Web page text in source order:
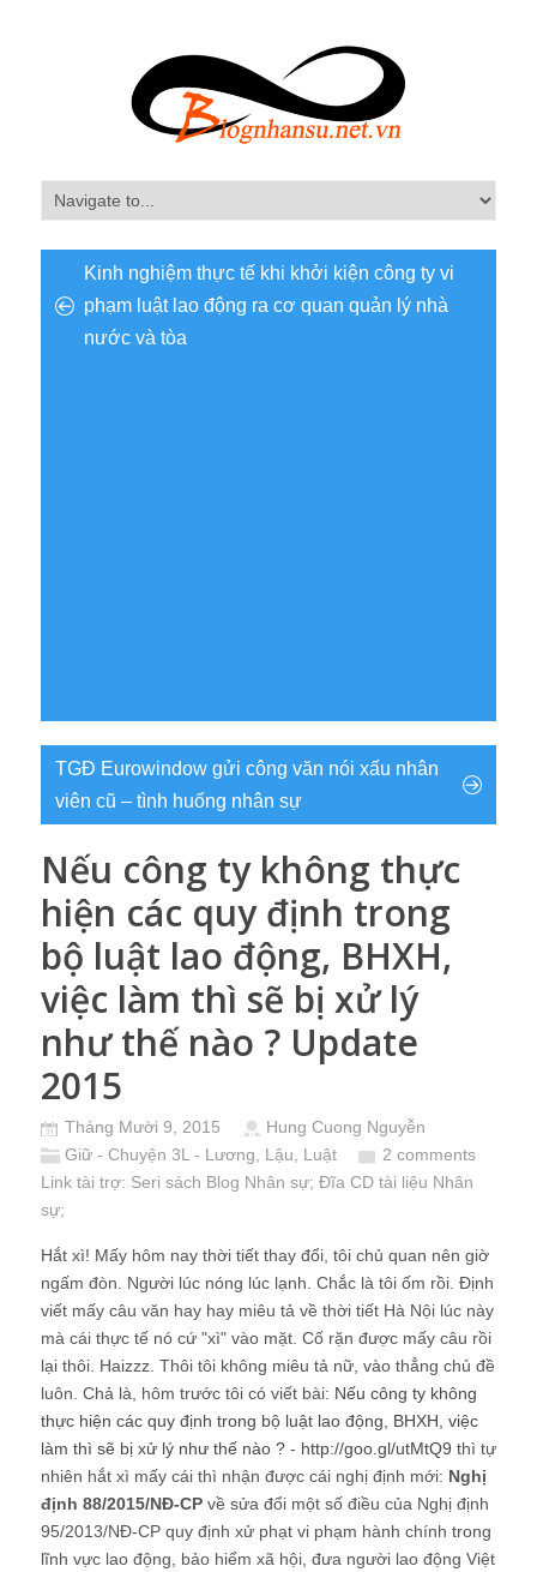
Kinh nghiệm thực tế khi khởi kiện công ty vi
phạm luật lao động ra cơ quan quản lý nhà
nước và tòa
TGĐ Eurowindow gửi công văn nói xấu nhân
viên cũ – tình huống nhân sự
Nếu công ty không thực
hiện các quy định trong
bộ luật lao động, BHXH,
việc làm thì sẽ bị xử lý
như thế nào ? Update
2015
Tháng Mười 9, 2015
Hung Cuong Nguyễn
Giữ - Chuyện 3L - Lương, Lậu, Luật
2 comments
Link tài trợ: Seri sách Blog Nhân sự; Đĩa CD tài liệu Nhân
sự;
Hắt xì! Mấy hôm nay thời tiết thay đổi, tôi chủ quan nên giờ
ngấm đòn. Người lúc nóng lúc lạnh. Chắc là tôi ốm rồi. Định
viết mấy câu văn hay hay miêu tả về thời tiết Hà Nội lúc này
mà cái thực tế nó cứ "xì" vào mặt. Cố rặn được mấy câu rồi
lại thôi. Haizzz. Thôi tôi không miêu tả nữ, vào thẳng chủ đề
luôn. Chả là, hôm trước tôi có viết bài: Nếu công ty không
thực hiện các quy định trong bộ luật lao động, BHXH, việc
làm thì sẽ bị xử lý như thế nào ? - http://goo.gl/utMtQ9 thì tự
nhiên hắt xì mấy cái thì nhận được cái nghị định mới: Nghị
định 88/2015/NĐ-CP về sửa đổi một số điều của Nghị định
95/2013/NĐ-CP quy định xử phạt vi phạm hành chính trong
lĩnh vực lao động, bảo hiểm xã hội, đưa người lao động Việt